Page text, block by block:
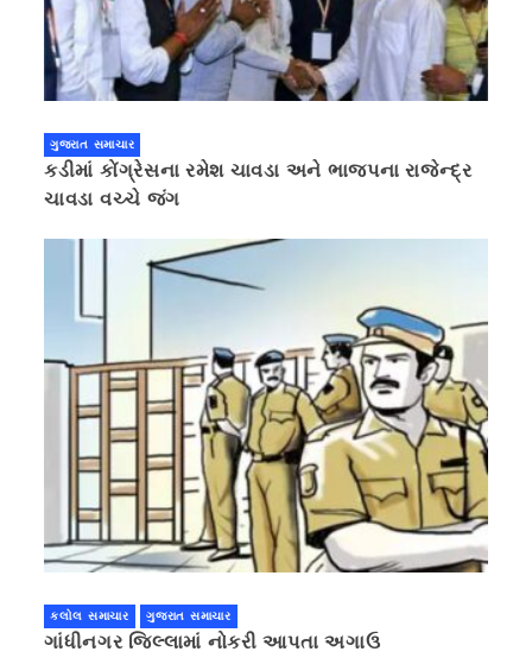
ગુજરાત સમાચાર
કડીમાં કોંગ્રેસના રમેશ ચાવડા અને ભાજપના રાજેન્દ્ર
ચાવડા વચ્ચે જંગ
કલોલ સમાચાર ગુજરાત સમાચાર
ગાંધીનગર જિલ્લામાં નોકરી આપતા અગાઉ